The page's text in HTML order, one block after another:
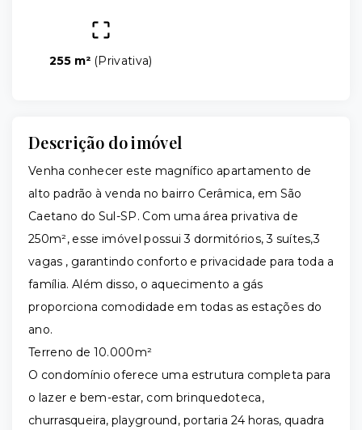
255 m² (Privativa)
Descrição do imóvel
Venha conhecer este magnífico apartamento de
alto padrão à venda no bairro Cerâmica, em São
Caetano do Sul-SP. Com uma área privativa de
250m², esse imóvel possui 3 dormitórios, 3 suítes,3
vagas , garantindo conforto e privacidade para toda a
família. Além disso, o aquecimento a gás
proporciona comodidade em todas as estações do
ano.
Terreno de 10.000m²
O condomínio oferece uma estrutura completa para
o lazer e bem-estar, com brinquedoteca,
churrasqueira, playground, portaria 24 horas, quadra